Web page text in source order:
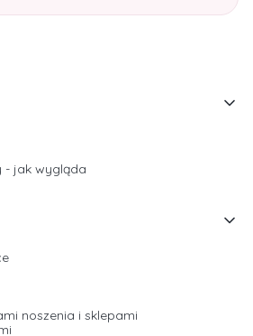
- jak wygląda
noszenia i sklepami